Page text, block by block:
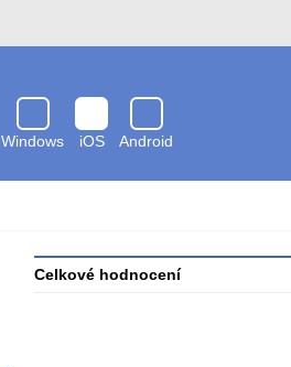
Windows
iOS
Android
Celkové hodnocení